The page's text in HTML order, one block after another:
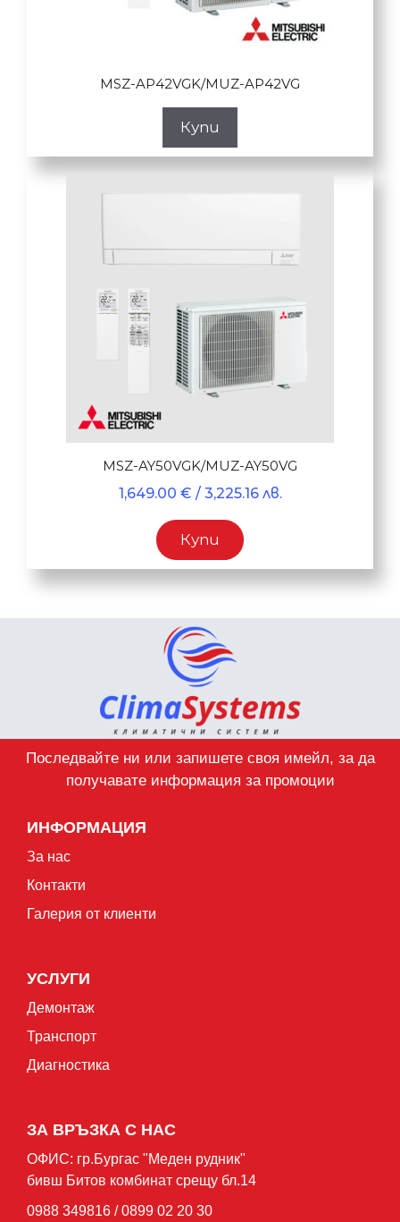
MSZ-AP42VGK/MUZ-AP42VG
Купи
MSZ-AY50VGK/MUZ-AY50VG
1,649.00 € / 3,225.16 лв.
Купи
Последвайте ни или запишете своя имейл, за да
получавате информация за промоции
ИНФОРМАЦИЯ
За нас
Контакти
Галерия от клиенти
УСЛУГИ
Демонтаж
Транспорт
Диагностика
ЗА ВРЪЗКА С НАС
ОФИС: гр.Бургас "Mеден рудник"
бивш Битов комбинат срещу бл.14
0988 349816 / 0899 02 20 30